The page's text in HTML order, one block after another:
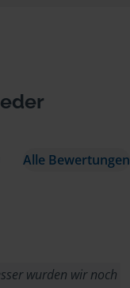
Alle Bewertungen
wurden wir noch